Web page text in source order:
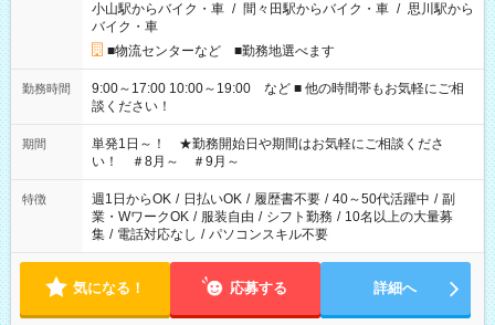
小山駅からバイク・車 / 間々田駅からバイク・車 / 思川駅から
バイク・車
■物流センターなど ■勤務地選べます
勤務時間
9:00～17:00 10:00～19:00 など ■ 他の時間帯もお気軽にご相
談ください！
期間
単発1日～！ ★勤務開始日や期間はお気軽にご相談くださ
い！ ＃8月～ ＃9月～
特徴 週1日からOK / 日払いOK / 履歴書不要 / 40～50代活躍中 / 副
業・WワークOK / 服装自由 / シフト勤務 / 10名以上の大量募
集 / 電話対応なし / パソコンスキル不要
気になる！ 応募する 詳細へ